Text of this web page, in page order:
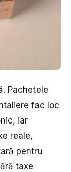
Pachetele
fac loc
iar
reale,
pentru
taxe